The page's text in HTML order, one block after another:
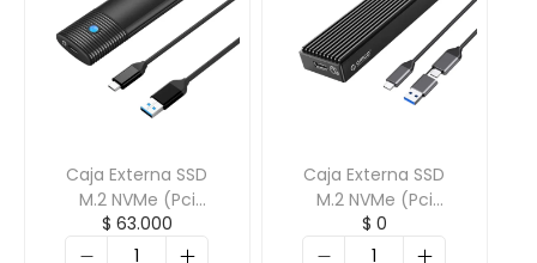
Caja Externa SSD
M.2 NVMe (Pci
Express) ORICO-
PWM2
$ 63.000
Caja Externa SSD
M.2 NVMe (Pci
Express) ORICO-
M2PV
$ 0